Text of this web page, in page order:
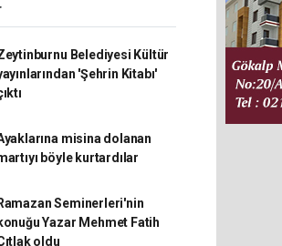
Belediyesi Kültür
'Şehrin Kitabı'
misina dolanan
böyle kurtardılar
Ramazan Seminerleri'nin
konuğu Yazar Mehmet Fatih
oldu